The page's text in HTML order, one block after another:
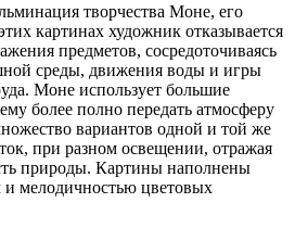
творчества Моне, его
картинах художник отказывается
предметов, сосредоточиваясь
среды, движения воды и игры
Моне использует большие
более полно передать атмосферу
вариантов одной и той же
при разном освещении, отражая
природы. Картины наполнены
и мелодичностью цветовых